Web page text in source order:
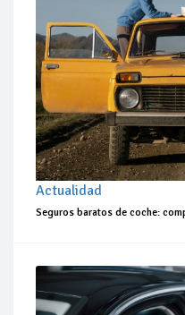
Actualidad
Seguros baratos de coche: